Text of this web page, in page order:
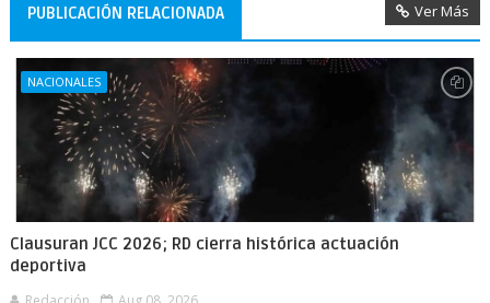
PUBLICACIÓN RELACIONADA Ver Más
NACIONALES
Clausuran JCC 2026; RD cierra histórica actuación
deportiva